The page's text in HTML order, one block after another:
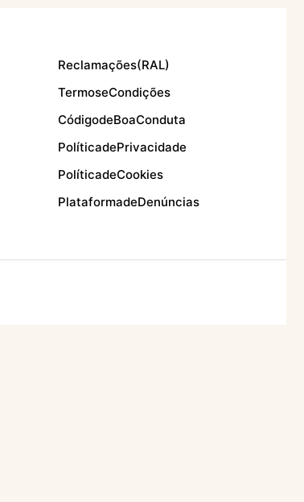
Reclamações (RAL)
Termos e Condições
Código de Boa Conduta
Política de Privacidade
Política de Cookies
Plataforma de Denúncias